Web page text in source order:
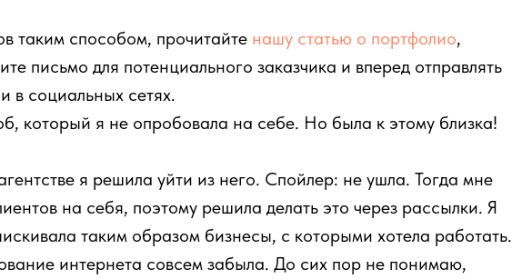
таким способом, прочитайте нашу статью о портфолио,
письмо для потенциального заказчика и вперед отправлять
в социальных сетях.
который я не опробовала на себе. Но была к этому близка!
я решила уйти из него. Спойлер: не ушла. Тогда мне
на себя, поэтому решила делать это через рассылки. Я
таким образом бизнесы, с которыми хотела работать.
интернета совсем забыла. До сих пор не понимаю,